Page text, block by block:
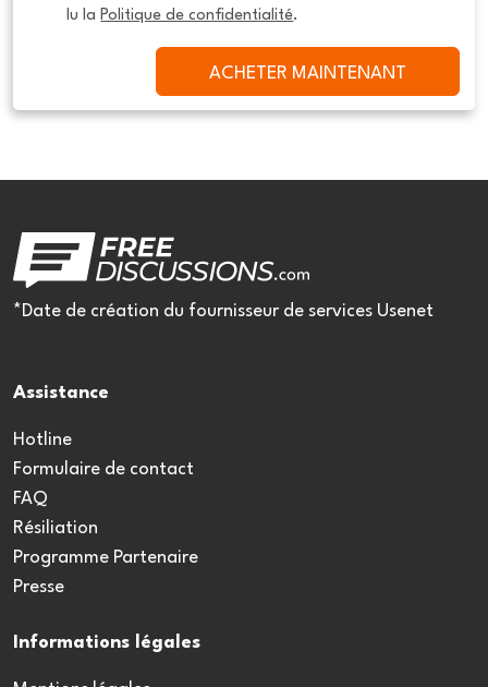
lu la Politique de confidentialité.
ACHETER MAINTENANT
*Date de création du fournisseur de services Usenet
Assistance
Hotline
Formulaire de contact
FAQ
Résiliation
Programme Partenaire
Presse
Informations légales